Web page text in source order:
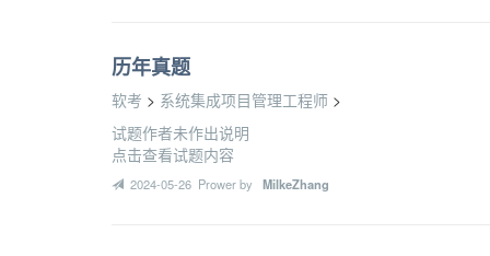
历年真题
软考 > 系统集成项目管理工程师 >
试题作者未作出说明
点击查看试题内容
2024-05-26 Prower by MilkeZhang